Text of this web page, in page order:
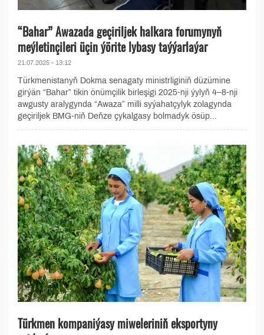
“Bahar” Awazada geçiriljek halkara forumynyň
meýletinçileri üçin ýörite lybasy taýýarlaýar
21.07.2025 - 13:12
Türkmenistanyň Dokma senagaty ministrliginiň düzümine
girýän “Bahar” tikin önümçilik birleşigi 2025-nji ýylyň 4–8-nji
awgusty aralygynda “Awaza” milli syýahatçylyk zolagynda
geçiriljek BMG-niň Deňze çykalgasy bolmadyk ösüp...
Türkmen kompaniýasy miweleriniň eksportyny